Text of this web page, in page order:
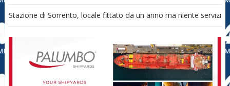
Stazione di Sorrento, locale fittato da un anno ma niente servizi